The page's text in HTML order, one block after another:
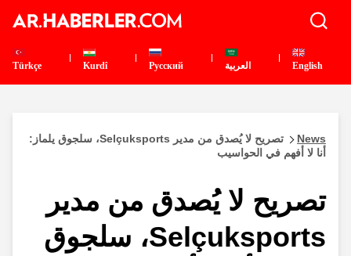
English العربية Pусский
Kurdî
Türkçe
News
تصريح لا يُصدق من مدير Selçuksports، سلجوق يلماز:
أنا لا أفهم في الحواسيب
تصريح لا يُصدق من مدير
Selçuksports، سلجوق